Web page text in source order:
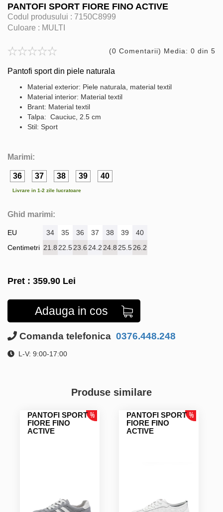
PANTOFI SPORT FIORE FINO ACTIVE
Codul produsului : 7150C8999
Culoare : MULTI
(0 Comentarii) Media: 0 din 5
Pantofi sport din piele naturala
Material exterior: Piele naturala, material textil
Material interior: Material textil
Brant: Material textil
Talpa: Cauciuc, 2.5 cm
Stil: Sport
Marimi:
36 37 38 39 40
Livrare in 1-2 zile lucratoare
Ghid marimi:
EU
Centimetri
34 35 36 37 38 39
40
21.8 22.523.6 24.2 24.8 25.526.2
Pret : 359.90 Lei
Adauga in cos
Comanda telefonica 0376.448.248
L-V: 9:00-17:00
Produse similare
PANTOFI SPORT
FIORE FINO
ACTIVE
PANTOFI SPORT
FIORE FINO
ACTIVE